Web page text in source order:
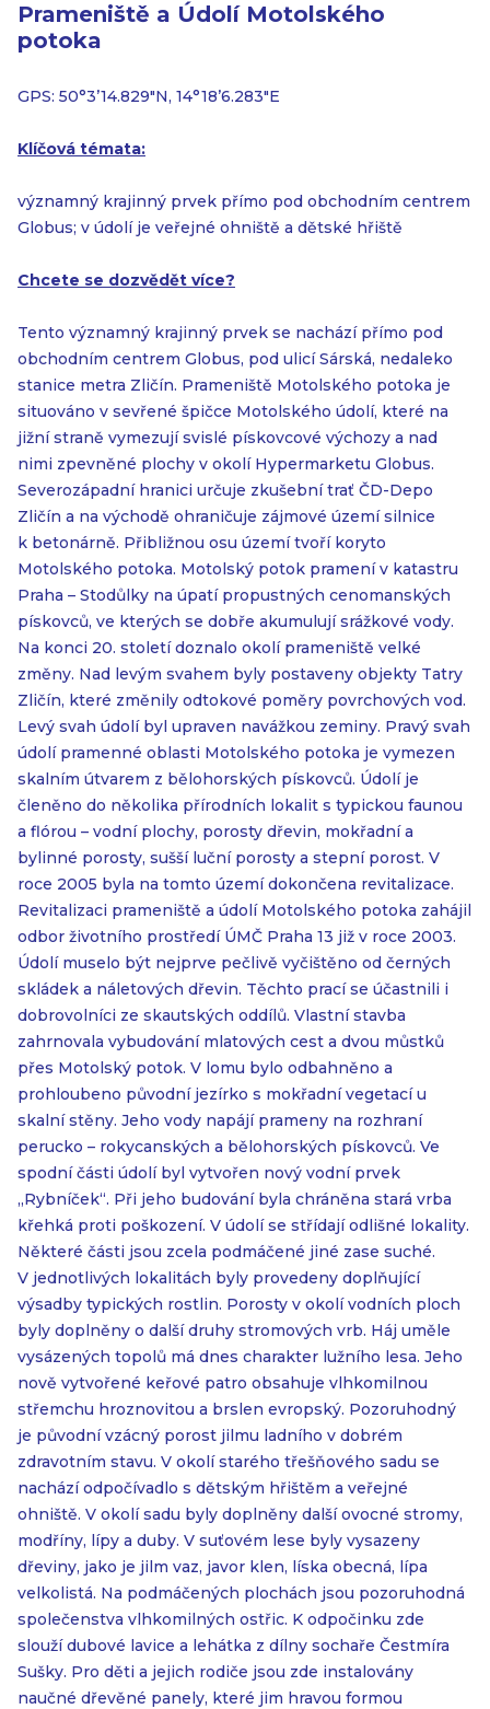
Prameniště a Údolí Motolského
potoka
GPS: 50°3’14.829″N, 14°18’6.283″E
Klíčová témata:
významný krajinný prvek přímo pod obchodním centrem
Globus; v údolí je veřejné ohniště a dětské hřiště
Chcete se dozvědět více?
Tento významný krajinný prvek se nachází přímo pod
obchodním centrem Globus, pod ulicí Sárská, nedaleko
stanice metra Zličín. Prameniště Motolského potoka je
situováno v sevřené špičce Motolského údolí, které na
jižní straně vymezují svislé pískovcové výchozy a nad
nimi zpevněné plochy v okolí Hypermarketu Globus.
Severozápadní hranici určuje zkušební trať ČD-Depo
Zličín a na východě ohraničuje zájmové území silnice
k betonárně. Přibližnou osu území tvoří koryto
Motolského potoka. Motolský potok pramení v katastru
Praha – Stodůlky na úpatí propustných cenomanských
pískovců, ve kterých se dobře akumulují srážkové vody.
Na konci 20. století doznalo okolí prameniště velké
změny. Nad levým svahem byly postaveny objekty Tatry
Zličín, které změnily odtokové poměry povrchových vod.
Levý svah údolí byl upraven navážkou zeminy. Pravý svah
údolí pramenné oblasti Motolského potoka je vymezen
skalním útvarem z bělohorských pískovců. Údolí je
členěno do několika přírodních lokalit s typickou faunou
a flórou – vodní plochy, porosty dřevin, mokřadní a
bylinné porosty, sušší luční porosty a stepní porost. V
roce 2005 byla na tomto území dokončena revitalizace.
Revitalizaci prameniště a údolí Motolského potoka zahájil
odbor životního prostředí ÚMČ Praha 13 již v roce 2003.
Údolí muselo být nejprve pečlivě vyčištěno od černých
skládek a náletových dřevin. Těchto prací se účastnili i
dobrovolníci ze skautských oddílů. Vlastní stavba
zahrnovala vybudování mlatových cest a dvou můstků
přes Motolský potok. V lomu bylo odbahněno a
prohloubeno původní jezírko s mokřadní vegetací u
skalní stěny. Jeho vody napájí prameny na rozhraní
perucko – rokycanských a bělohorských pískovců. Ve
spodní části údolí byl vytvořen nový vodní prvek
„Rybníček“. Při jeho budování byla chráněna stará vrba
křehká proti poškození. V údolí se střídají odlišné lokality.
Některé části jsou zcela podmáčené jiné zase suché.
V jednotlivých lokalitách byly provedeny doplňující
výsadby typických rostlin. Porosty v okolí vodních ploch
byly doplněny o další druhy stromových vrb. Háj uměle
vysázených topolů má dnes charakter lužního lesa. Jeho
nově vytvořené keřové patro obsahuje vlhkomilnou
střemchu hroznovitou a brslen evropský. Pozoruhodný
je původní vzácný porost jilmu ladního v dobrém
zdravotním stavu. V okolí starého třešňového sadu se
nachází odpočívadlo s dětským hřištěm a veřejné
ohniště. V okolí sadu byly doplněny další ovocné stromy,
modříny, lípy a duby. V suťovém lese byly vysazeny
dřeviny, jako je jilm vaz, javor klen, líska obecná, lípa
velkolistá. Na podmáčených plochách jsou pozoruhodná
společenstva vlhkomilných ostřic. K odpočinku zde
slouží dubové lavice a lehátka z dílny sochaře Čestmíra
Sušky. Pro děti a jejich rodiče jsou zde instalovány
naučné dřevěné panely, které jim hravou formou